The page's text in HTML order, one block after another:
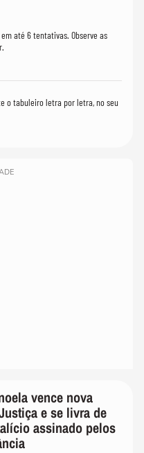
até 6 tentativas. Observe as
o tabuleiro letra por letra, no seu
vence nova
e se livra de
assinado pelos